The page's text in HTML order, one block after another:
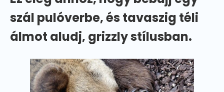
szál pulóverbe, és tavaszig téli
álmot aludj, grizzly stílusban.